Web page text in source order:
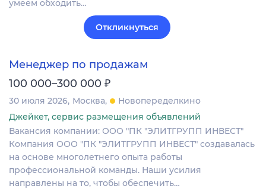
умеем обходить…
Откликнуться
Менеджер по продажам
100 000–300 000 ₽
30 июля 2026 Москва
Новопеределкино
Джейкет, сервис размещения объявлений
Вакансия компании: ООО "ПК "ЭЛИТГРУПП ИНВЕСТ"
Компания ООО "ПК "ЭЛИТГРУПП ИНВЕСТ" создавалась
на основе многолетнего опыта работы
профессиональной команды. Наши усилия
направлены на то, чтобы обеспечить…